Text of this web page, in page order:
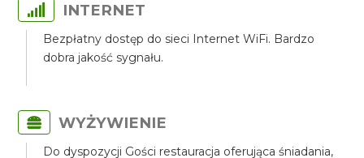
INTERNET
Bezpłatny dostęp do sieci Internet WiFi. Bardzo
dobra jakość sygnału.
WYŻYWIENIE
Do dyspozycji Gości restauracja oferująca śniadania,